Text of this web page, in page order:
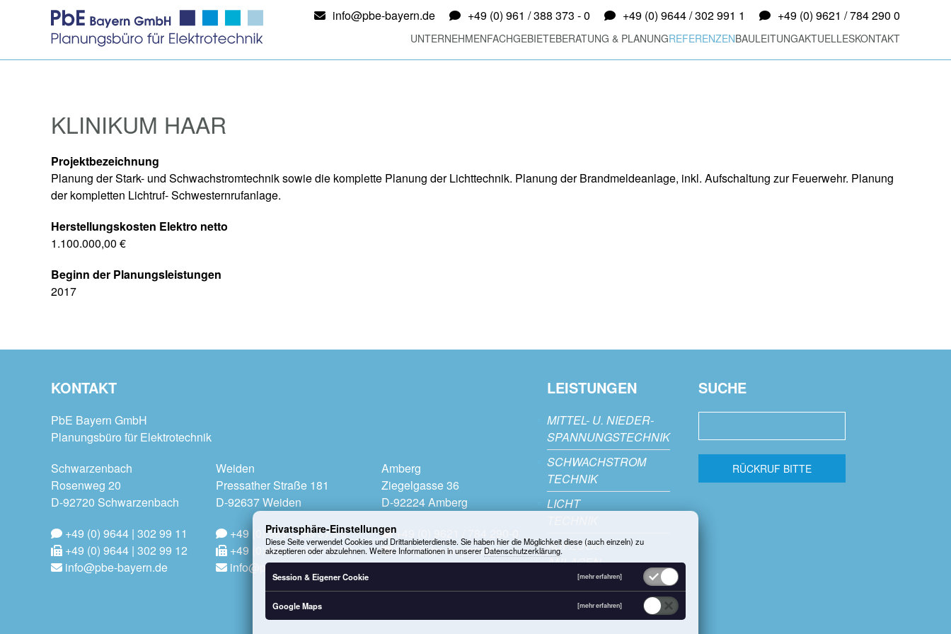
info@pbe-bayern.de +49 (0) 961 / 388 373 - 0 +49 (0) 9644 / 302 991 1 +49 (0) 9621 / 784 290 0
UNTERNEHMENFACHGEBIETEBERATUNG & PLANUNGREFERENZENBAULEITUNGAKTUELLESKONTAKT
KLINIKUM HAAR
Projektbezeichnung
Planung der Stark- und Schwachstromtechnik sowie die komplette Planung der Lichttechnik. Planung der Brandmeldeanlage, inkl. Aufschaltung zur Feuerwehr. Planung
der kompletten Lichtruf- Schwesternrufanlage.
Herstellungskosten Elektro netto
1.100.000,00 €
Beginn der Planungsleistungen
2017
KONTAKT
PbE Bayern GmbH
Planungsbüro für Elektrotechnik
Schwarzenbach
Rosenweg 20
D-92720 Schwarzenbach
+49 (0) 9644 | 302 99 11
+49 (0) 9644 | 302 99 12
info@pbe-bayern.de
Weiden
Pressather Straße 181
D-92637 Weiden
+49 (0) 961 | 388 373-0
+49 (0) 961 | 388 373-29
info@pbe-bayern.de
Amberg
Ziegelgasse 36
D-92224 Amberg
+49 (0) 9621 / 784 290-0
info@pbe-bayern.de
LEISTUNGEN
MITTEL- U. NIEDER-
SPANNUNGSTECHNIK
SCHWACHSTROM
TECHNIK
LICHT
AUFZUGS
ANLAGEN
SUCHE
RÜCKRUF BITTE
Privatsphäre-Einstellungen
Diese Seite verwendet Cookies und Drittanbieterdienste. Sie haben hier die Möglichkeit diese (auch einzeln) zu
akzeptieren oder abzulehnen. Weitere Informationen in unserer Datenschutzerklärung.
Session & Eigener Cookie [mehr erfahren]
Google Maps [mehr erfahren]